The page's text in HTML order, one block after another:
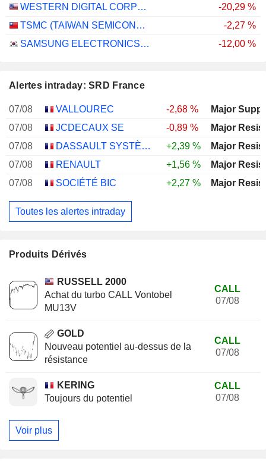
WESTERN DIGITAL CORPORATION
-20,29 %
TSMC (TAIWAN SEMICONDUCTOR MANUFACTURING COMPANY)
-2,27 %
SAMSUNG ELECTRONICS CO., LTD.
-12,00 %
Alertes intraday: SRD France
07/08 VALLOUREC -2,68 %
Major
07/08
JCDECAUX SE -0,89 %
Major
07/08
DASSAULT SYSTÈMES SE +2,39 %
Major
07/08
RENAULT +1,56 %
Major
07/08
SOCIÉTÉ BIC +2,27 % Major
Toutes les alertes intraday
Produits Dérivés
RUSSELL 2000
Achat du turbo CALL Vontobel
MU13V
CALL
07/08
GOLD
Nouveau potentiel au-dessus de la
résistance
CALL
07/08
KERING
Toujours du potentiel
CALL
07/08
Voir plus